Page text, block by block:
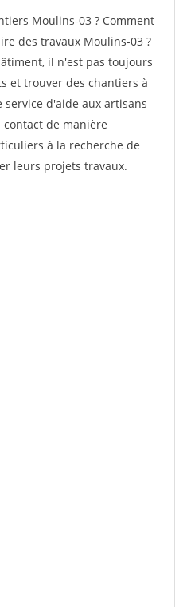
Moulins-03 ? Comment
des travaux Moulins-03 ?
il n'est pas toujours
et trouver des chantiers à
d'aide aux artisans
de manière
à la recherche de
leurs projets travaux.